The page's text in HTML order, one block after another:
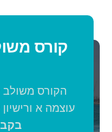
קורס
הקורס משולב
עוצמה א ורישיון